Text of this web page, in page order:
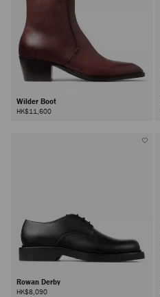
Wilder Boot
HK$11,600
Rowan Derby
HK$8,090